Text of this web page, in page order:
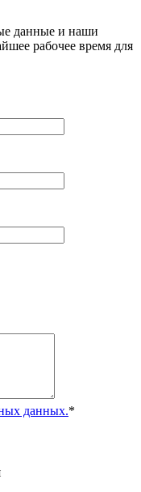
данные и наши
рабочее время для
данных.*